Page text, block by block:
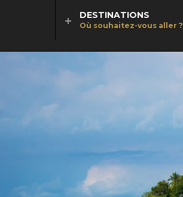
DESTINATIONS
Où souhaitez-vous aller ?